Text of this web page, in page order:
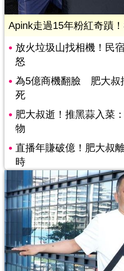
Apink走過15年粉紅奇蹟
放火垃圾山找相機！民
怒
為5億商機翻臉 肥大叔
死
肥大叔逝！推黑蒜入菜
物
直播年賺破億！肥大叔
時